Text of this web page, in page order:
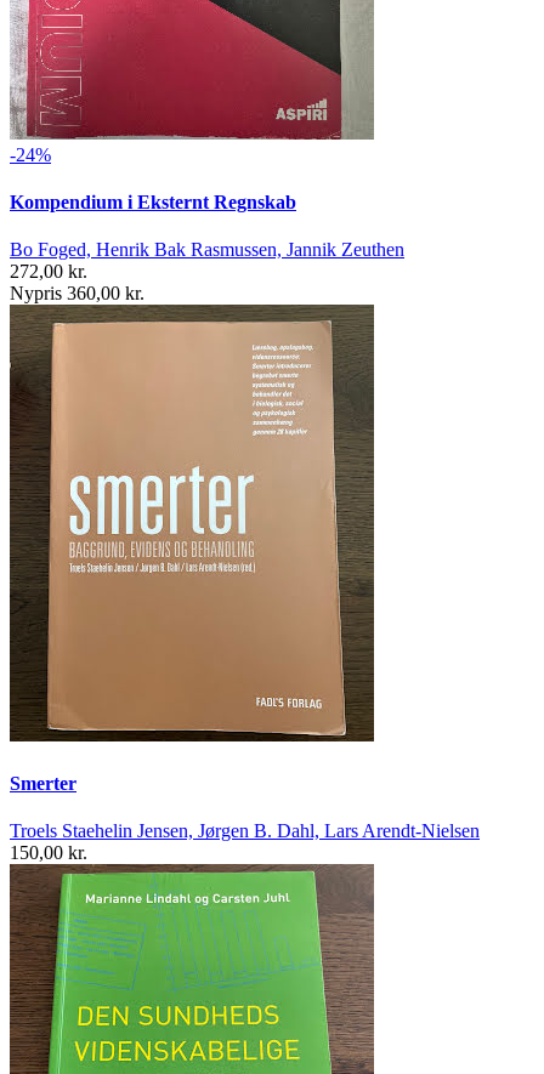
-24%
Kompendium i Eksternt Regnskab
Bo Foged, Henrik Bak Rasmussen, Jannik Zeuthen
272,00 kr.
Nypris 360,00 kr.
Smerter
Troels Staehelin Jensen, Jørgen B. Dahl, Lars Arendt-Nielsen
150,00 kr.